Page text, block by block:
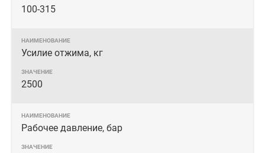
100-315
Усилие отжима, кг
2500
Рабочее давление, бар